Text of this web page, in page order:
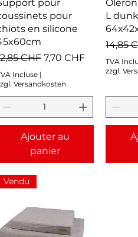
pour
pour
en silicone
original
CHF Prix promotionnel
7,70 CHF
Incluse|
Versandkosten
Ajouter au
panier
L
Prix
14,85
TVA
zzgl.
Vendu